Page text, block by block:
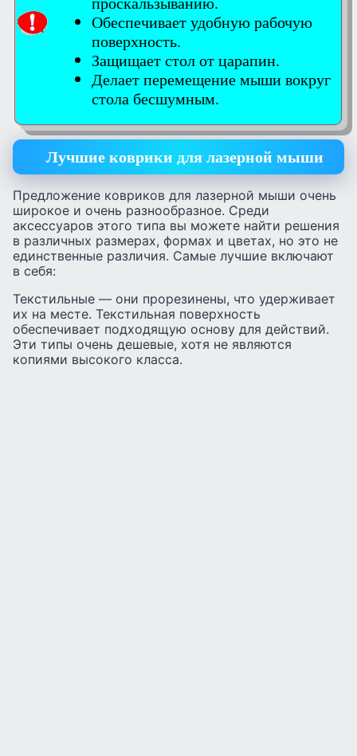
Обеспечивает удобную рабочую
поверхность.
Защищает стол от царапин.
Делает перемещение мыши вокруг
стола бесшумным.
Лучшие коврики для лазерной мыши
Предложение ковриков для лазерной мыши очень
широкое и очень разнообразное. Среди
аксессуаров этого типа вы можете найти решения
в различных размерах, формах и цветах, но это не
единственные различия. Самые лучшие включают
в себя:
Текстильные — они прорезинены, что удерживает
их на месте. Текстильная поверхность
обеспечивает подходящую основу для действий.
Эти типы очень дешевые, хотя не являются
копиями высокого класса.